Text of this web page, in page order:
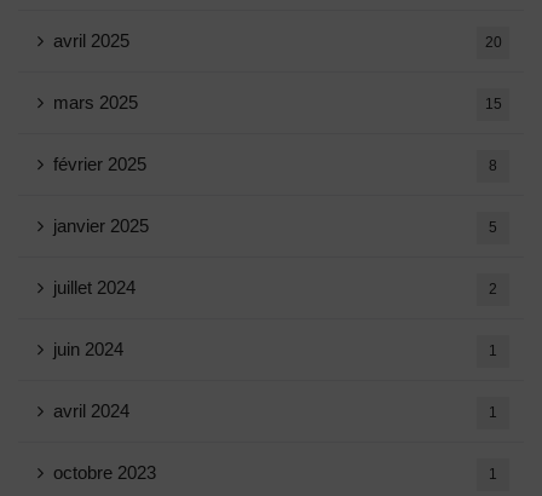
avril 2025 20
mars 2025 15
février 2025 8
janvier 2025 5
juillet 2024 2
juin 2024 1
avril 2024 1
octobre 2023 1